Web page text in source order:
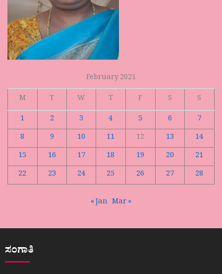
February 2021
M
T W T F S
S
1
2 3 4 5 6
7
8
9 10 11 12 13
14
15
16 17 18 19 20
21
22
23 24 25 26 27 28
« Jan Mar »
ಸಂಗಾತಿ